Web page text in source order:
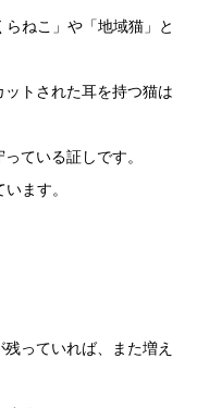
ねこ」や「地域猫」と
トされた耳を持つ猫は
ている証しです。
ます。
っていれば、また増え